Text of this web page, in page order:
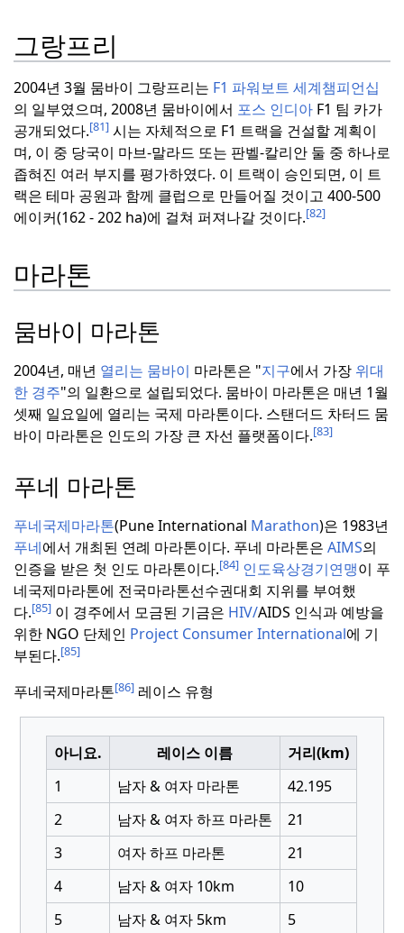
그랑프리
2004년 3월 뭄바이 그랑프리는 F1 파워보트 세계챔피언십
의 일부였으며, 2008년 뭄바이에서 포스 인디아 F1 팀 카가
공개되었다.[81] 시는 자체적으로 F1 트랙을 건설할 계획이
며, 이 중 당국이 마브-말라드 또는 판벨-칼리안 둘 중 하나로
좁혀진 여러 부지를 평가하였다. 이 트랙이 승인되면, 이 트
랙은 테마 공원과 함께 클럽으로 만들어질 것이고 400-500
에이커(162 - 202 ha)에 걸쳐 퍼져나갈 것이다.[82]
마라톤
뭄바이 마라톤
2004년, 매년 열리는 뭄바이 마라톤은 "지구에서 가장 위대
한 경주"의 일환으로 설립되었다. 뭄바이 마라톤은 매년 1월
셋째 일요일에 열리는 국제 마라톤이다. 스탠더드 차터드 뭄
바이 마라톤은 인도의 가장 큰 자선 플랫폼이다.[83]
푸네 마라톤
푸네국제마라톤(Pune International Marathon)은 1983년
푸네에서 개최된 연례 마라톤이다. 푸네 마라톤은 AIMS의
인증을 받은 첫 인도 마라톤이다.[84] 인도육상경기연맹이 푸
네국제마라톤에 전국마라톤선수권대회 지위를 부여했
다.[85] 이 경주에서 모금된 기금은 HIV/AIDS 인식과 예방을
위한 NGO 단체인 Project Consumer International에 기
부된다.[85]
푸네국제마라톤[86] 레이스 유형
아니요. 레이스 이름
거리(km)
1
남자 & 여자 마라톤
42.195
2
남자 & 여자 하프 마라톤
21
3
여자 하프 마라톤
21
4
남자 & 여자 10km
10
5
남자 & 여자 5km
5